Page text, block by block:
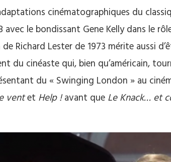
cinématographiques du
avec le bondissant Gene Kelly dans le
Richard Lester de 1973 mérite aussi
du cinéaste qui, bien qu’américain,
du « Swinging London » au
ventet Help !avant que Le Knack… et